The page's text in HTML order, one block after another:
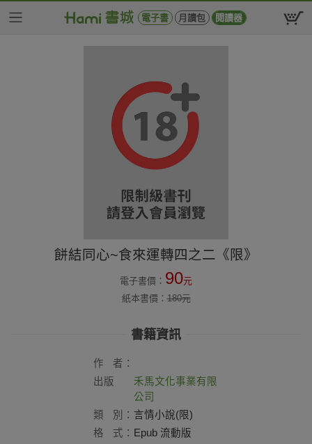
電子書 月讀包 閱讀器
餅結同心~食來運轉四之二《限》
電子書價： 90元
紙本書價：180元
書籍資訊
作
者：
出版
禾馬文化事業有限
公司
類
別： 言情小說(限)
格
式： Epub 流動版